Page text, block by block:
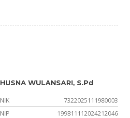
HUSNA WULANSARI, S.Pd
NIK
7322025111980003
NIP
199811112024212046